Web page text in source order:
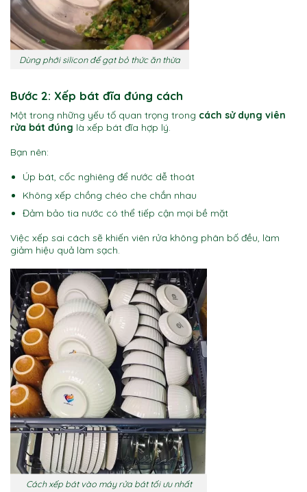
Dùng phới silicon để gạt bỏ thức ăn thừa
Bước 2: Xếp bát đĩa đúng cách
Một trong những yếu tố quan trọng trong cách sử dụng viên
rửa bát đúng là xếp bát đĩa hợp lý.
Bạn nên:
Úp bát, cốc nghiêng để nước dễ thoát
Không xếp chồng chéo che chắn nhau
Đảm bảo tia nước có thể tiếp cận mọi bề mặt
Việc xếp sai cách sẽ khiến viên rửa không phân bố đều, làm
giảm hiệu quả làm sạch.
Cách xếp bát vào máy rửa bát tối ưu nhất